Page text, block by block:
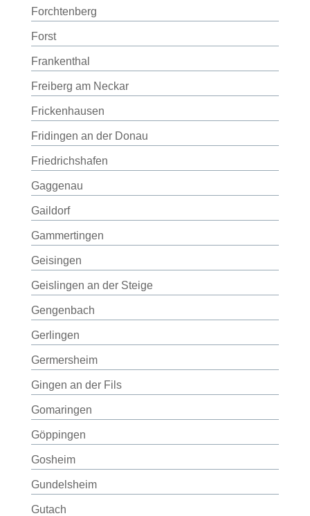
Forchtenberg
Forst
Frankenthal
Freiberg am Neckar
Frickenhausen
Fridingen an der Donau
Friedrichshafen
Gaggenau
Gaildorf
Gammertingen
Geisingen
Geislingen an der Steige
Gengenbach
Gerlingen
Germersheim
Gingen an der Fils
Gomaringen
Göppingen
Gosheim
Gundelsheim
Gutach